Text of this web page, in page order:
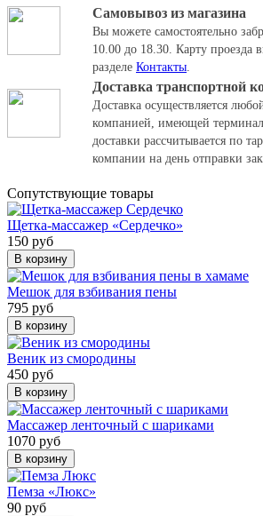
Самовывоз из магазина
Вы можете самостоятельно
10.00 до 18.30. Карту проезда
разделе Контакты
Доставка транспортной
Доставка осуществляется
компанией, имеющей
доставки рассчитывается по
компании на день отправки
Cопутствующие товары
Щетка-массажер «Сердечко»
150 руб
В корзину
Мешок для взбивания пены
795 руб
В корзину
Веник из смородины
450 руб
В корзину
Массажер ленточный с шариками
1070 руб
В корзину
Пемза «Люкс»
90 руб